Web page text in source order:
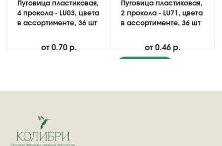
Пуговица пластиковая,
4 прокола - LU03, цвета
в ассортименте, 36 шт
от 0.70 р.
Пуговица пластиковая,
2 прокола - LU71, цвета
в ассортименте, 36 шт
от 0.46 р.